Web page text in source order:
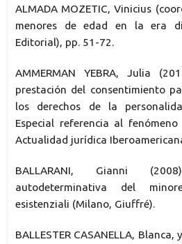
ALMADA MOZETIC, Vinicius
menores de edad en la era
Editorial), pp. 51-72.
AMMERMAN YEBRA, Julia
prestación del consentimiento
los derechos de la
Especial referencia al
Actualidad jurídica
BALLARANI, Gianni
autodeterminativa del
esistenziali (Milano, Giuffré).
BALLESTER CASANELLA, Blanca,